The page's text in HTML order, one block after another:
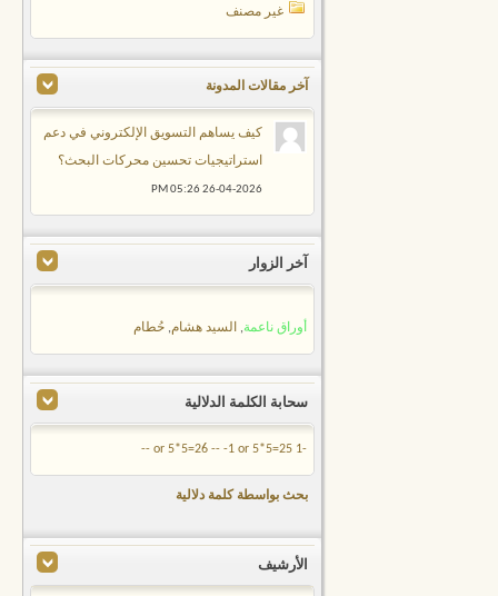
غير مصنف
آخر مقالات المدونة
كيف يساهم التسويق الإلكتروني في دعم
استراتيجيات تحسين محركات البحث؟
26-04-2026
05:26 PM
آخر الزوار
أوراق ناعمة, السيد هشام, حُطام
سحابة الكلمة الدلالية
-1 or 5*5=26 --
-1 or 5*5=25 --
بحث بواسطة كلمة دلالية
الأرشيف